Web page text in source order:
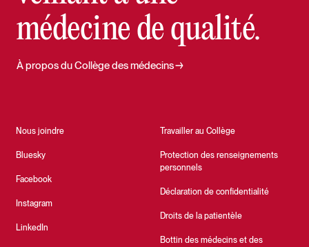
médecine de qualité.
Nous joindre
Bluesky
Facebook
Instagram
LinkedIn
Travailler au Collège
Protection des renseignements
personnels
Déclaration de confidentialité
Droits de la patientèle
Bottin des médecins et des
À propos du Collège des médecins